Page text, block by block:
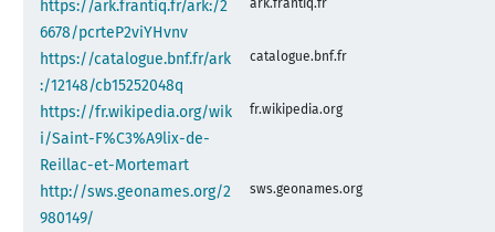
https://ark.frantiq.fr/ark:/2
6678/pcrteP2viYHvnv
https://catalogue.bnf.fr/ark
:/12148/cb15252048q
catalogue.bnf.fr
https://fr.wikipedia.org/wik
i/Saint-F%C3%A9lix-de-
Reillac-et-Mortemart
fr.wikipedia.org
http://sws.geonames.org/2
980149/
sws.geonames.org